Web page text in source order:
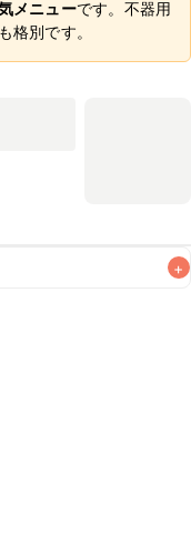
メニューです。不器用
格別です。
+
べくお早めにお召